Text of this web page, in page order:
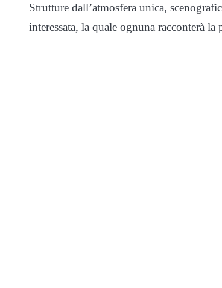
Strutture dall’atmosfera unica,
interessata, la quale ognuna racconterà la